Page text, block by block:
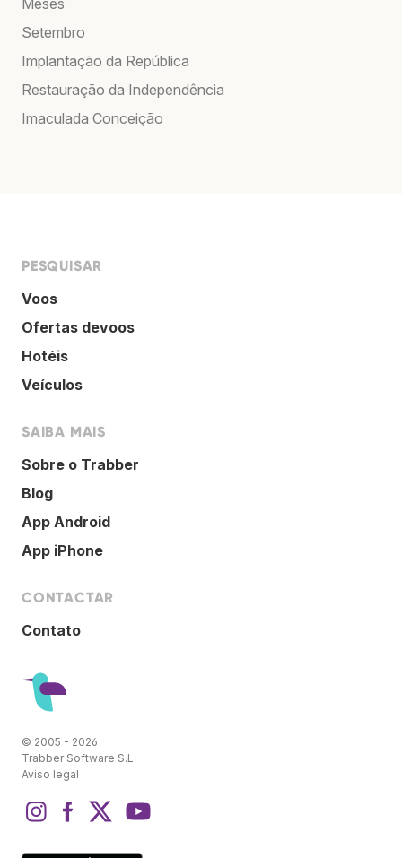
Setembro
Implantação da República
Restauração da Independência
Imaculada Conceição
PESQUISAR
Voos
Ofertas devoos
Hotéis
Veículos
SAIBA MAIS
Sobre o Trabber
Blog
App Android
App iPhone
CONTACTAR
Contato
© 2005 - 2026
Trabber Software S.L.
Aviso legal